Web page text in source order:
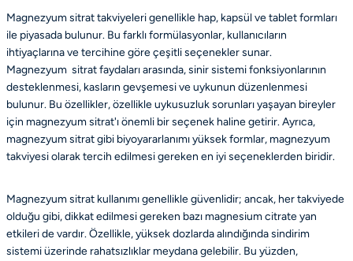
Magnezyum sitrat takviyeleri genellikle hap, kapsül ve tablet formları
ile piyasada bulunur. Bu farklı formülasyonlar, kullanıcıların
ihtiyaçlarına ve tercihine göre çeşitli seçenekler sunar.
Magnezyum sitrat faydaları arasında, sinir sistemi fonksiyonlarının
desteklenmesi, kasların gevşemesi ve uykunun düzenlenmesi
bulunur. Bu özellikler, özellikle uykusuzluk sorunları yaşayan bireyler
için magnezyum sitrat'ı önemli bir seçenek haline getirir. Ayrıca,
magnezyum sitrat gibi biyoyararlanımı yüksek formlar, magnezyum
takviyesi olarak tercih edilmesi gereken en iyi seçeneklerden biridir.
Magnezyum sitrat kullanımı genellikle güvenlidir; ancak, her takviyede
olduğu gibi, dikkat edilmesi gereken bazı magnesium citrate yan
etkileri de vardır. Özellikle, yüksek dozlarda alındığında sindirim
sistemi üzerinde rahatsızlıklar meydana gelebilir. Bu yüzden,